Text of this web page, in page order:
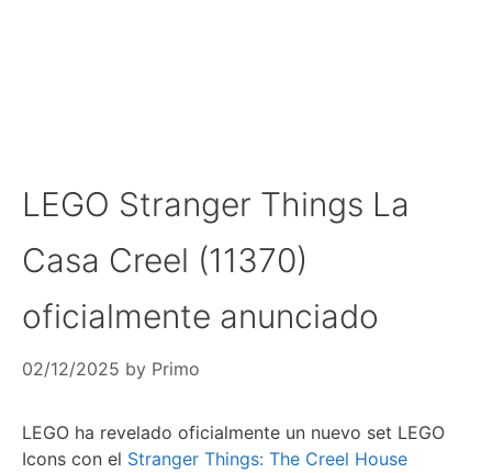
LEGO Stranger Things La
Casa Creel (11370)
oficialmente anunciado
02/12/2025 by Primo
LEGO ha revelado oficialmente un nuevo set LEGO
Icons con el Stranger Things: The Creel House